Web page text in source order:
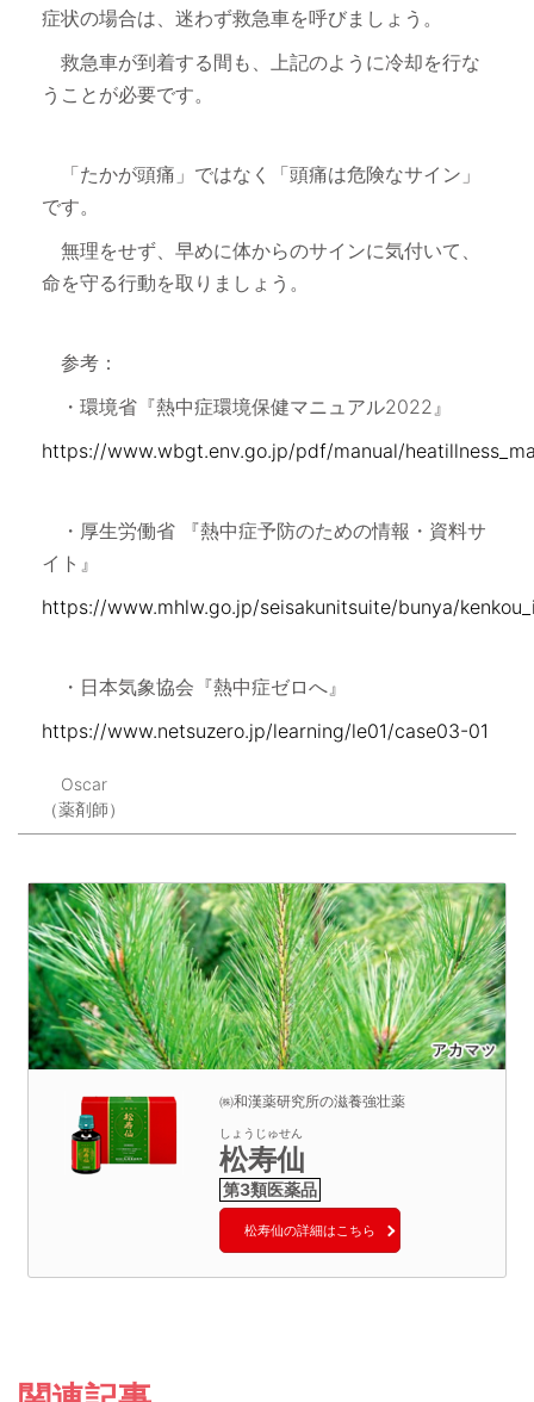
症状の場合は、迷わず救急車を呼びましょう。
救急車が到着する間も、上記のように冷却を行な
うことが必要です。
「たかが頭痛」ではなく「頭痛は危険なサイン」
です。
無理をせず、早めに体からのサインに気付いて、
命を守る行動を取りましょう。
参考：
・環境省『熱中症環境保健マニュアル2022』
https://www.wbgt.env.go.jp/pdf/manual/
・厚生労働省 『熱中症予防のための情報・資料サ
イト』
https://www.mhlw.go.jp/seisakunitsuite/bunya/
・日本気象協会『熱中症ゼロへ』
https://www.netsuzero.jp/learning/le01/case03-01
Oscar
（薬剤師）
㈱和漢薬研究所の滋養強壮薬
しょうじゅせん
松寿仙
松寿仙の詳細はこちら